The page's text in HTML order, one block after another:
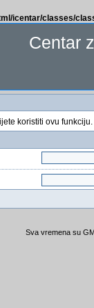
icentar/classes/
Centar
koristiti ovu funkciju.
Sva vremena su